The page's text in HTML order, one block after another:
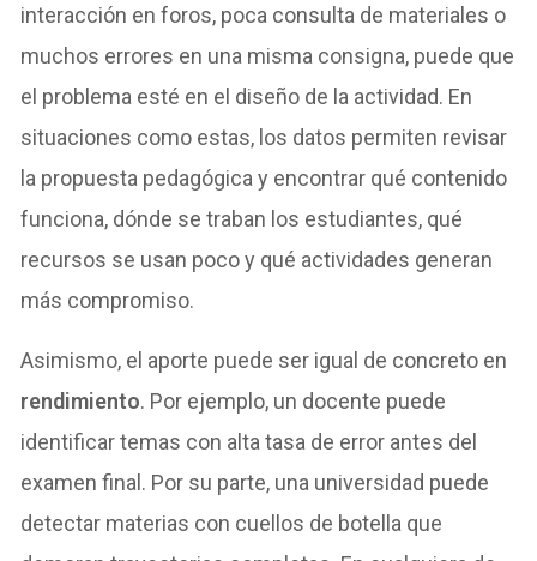
interacción en foros, poca consulta de materiales o
muchos errores en una misma consigna, puede que
el problema esté en el diseño de la actividad. En
situaciones como estas, los datos permiten revisar
la propuesta pedagógica y encontrar qué contenido
funciona, dónde se traban los estudiantes, qué
recursos se usan poco y qué actividades generan
más compromiso.
Asimismo, el aporte puede ser igual de concreto en
rendimiento. Por ejemplo, un docente puede
identificar temas con alta tasa de error antes del
examen final. Por su parte, una universidad puede
detectar materias con cuellos de botella que